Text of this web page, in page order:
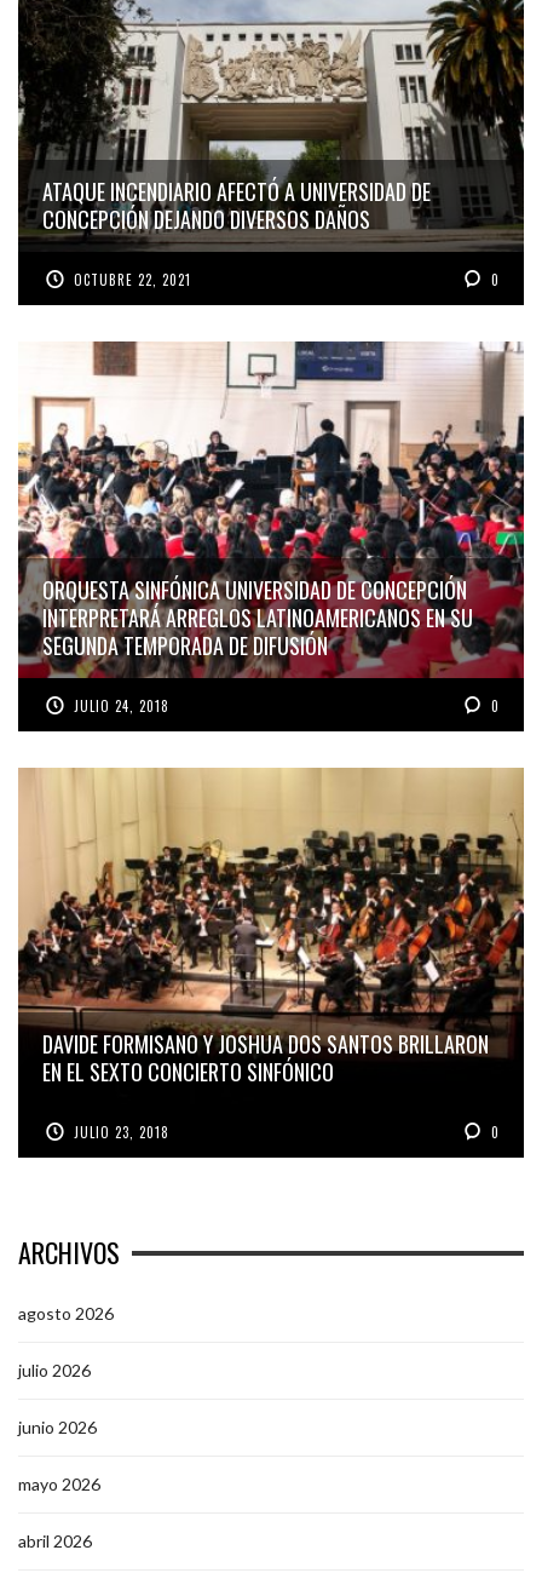
ATAQUE INCENDIARIO AFECTÓ A UNIVERSIDAD DE
CONCEPCIÓN DEJANDO DIVERSOS DAÑOS
OCTUBRE 22, 2021 0
ORQUESTA SINFÓNICA UNIVERSIDAD DE CONCEPCIÓN
INTERPRETARÁ ARREGLOS LATINOAMERICANOS EN SU
SEGUNDA TEMPORADA DE DIFUSIÓN
JULIO 24, 2018 0
DAVIDE FORMISANO Y JOSHUA DOS SANTOS BRILLARON
EN EL SEXTO CONCIERTO SINFÓNICO
JULIO 23, 2018 0
ARCHIVOS
agosto 2026
julio 2026
junio 2026
mayo 2026
abril 2026